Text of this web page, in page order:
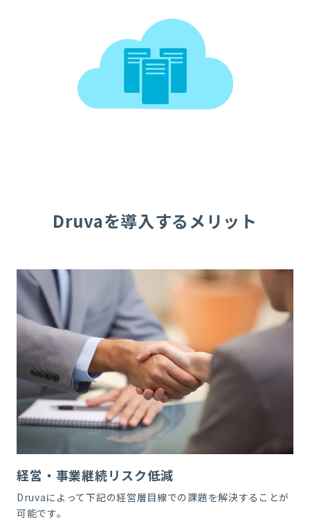
Druvaを導入するメリット
経営・事業継続リスク低減
Druvaによって下記の経営層目線での課題を解決することが
可能です。